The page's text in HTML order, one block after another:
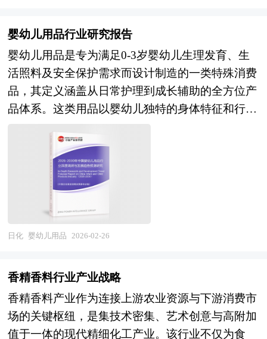
爽身粉企业在激烈的市场竞争中洞察先机，根据市
场需求及时调整经营策略，为战略投资者选择恰当
的投资时机和公司领导层做战略规划提供了准确的
市场情报信息及科学的决策依据。 本研究咨询报
告由中研普华咨询公司领衔撰写，在大量周密的市
部、国家发改委、国家经济信息中心、国务院发展
研究中心、国家海关总署、全国商业信息中心、中
国经济景气监测中心、中国行业研究网、全国及海
外多种相关报刊杂志的基础信息以及专业研究单位
等公布和提供的大量资料，结合中研普华公司对爽
身粉相关企业和科研单位等的实地调查，对国内外
况、市场消费变化等进行了分析。重点研究了主要
爽身粉品牌的发展状况，以及未来中国爽身粉行业
将面临的机遇以及企业的应对策略。报告还分析了
爽身粉市场的竞争格局，行业的发展动向，并对行
垂直母婴平台、内容电商、社区团购等新渠道崛起
颠覆了传统经销体系，DTC（直接面向消费者）模
式、会员订阅制、私域流量运营成为品牌获取用户
粘性的关键手段。值得关注的深层变化在于：新生
代父母呈现明显的"科学育儿"与"悦己消费"双重倾
添加、智能科技赋能、国潮文化符号的产品诉求日
益强烈；而母婴零售业态也正经历从"商品货
架"向"场景体验"、从"单一交易"向"全生命周期服
务"的转型，整合育儿服务、社交互动、医疗健康
功能的母婴综合体、月子中心、托育机构等业态融
合加速。行业同样面临出生率持续走低、获客成本
向。产品创新驱动方面，分龄分阶的精细化营养解
决方案、基于生物科技的敏感肌护理产品、融合
AIoT技术的智能育儿硬件、具备医学循证背景的功
件少等众多优势。由于资本市场融资进限于创业板
市问题就变得十分关键。 企业创业板上市有以下
好处： 1、创业板上市时及日后均有机会筹集资
金，以获得资本扩展业务； 2、扩大股东基础，使
公司的股票在买卖时有较高的流通量； 3、向员工
授予购股权作为奖励和承诺，增加员工的归属感；
4、提高公司（发行人）在市场上地位及知名度，
赢取顾客信供应商的信赖； 5、增加公司的透明
度，有助于银行以较有利条款批出信贷额度； 6、
创业板上市发行人的披露要求较为严格，使公司的
效率得以提高，藉以改善公司的监控、资讯管理及
营运系统，公司运作更加规范。 7、通过创业板上
强，成为长寿百年企业。 我国企业创业板上市可
以考虑在深圳企业板、美国纳斯达克等多个证券交
易市场，每个市场的创业板上市条件与实施过程均
有所不同。 在这里我们就国内漱口水行业企业在
婴幼儿用品行业研究报告
婴幼儿用品是专为满足0-3岁婴幼儿生理发育、生
活照料及安全保护需求而设计制造的一类特殊消费
品，其定义涵盖从日常护理到成长辅助的全方位产
品体系。这类用品以婴幼儿独特的身体特征和行为
现及安全标准上均遵循严格规范，既要符合婴幼儿
娇嫩皮肤的敏感性需求，又要适应其快速发育的生
理变化，同时需规避潜在的安全风险，如窒息、误
食、划伤等危害。 婴幼儿用品可分为基础护理
类、喂养辅助类、睡眠保障类、出行安全类及益智
开发类五大类别。基础护理类包括清洁用品（如专
及卫生用品（如纸尿裤、隔尿垫），旨在维护婴幼
嘴、吸奶器及餐具等，需满足婴幼儿口腔发育特点
及吞咽能力；睡眠保障类涉及婴儿床、床垫、睡袋
日化 婴幼儿用品 2026-02-26
香精香料行业产业战略
香精香料产业作为连接上游农业资源与下游消费市
场的关键枢纽，是集技术密集、艺术创意与高附加
值于一体的现代精细化工产业。该行业不仅为食